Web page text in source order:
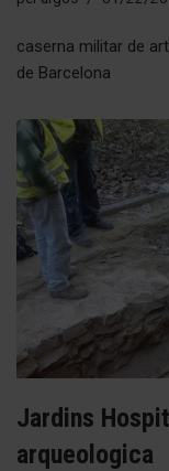
caserna militar de
de Barcelona
Jardins
arqueologica